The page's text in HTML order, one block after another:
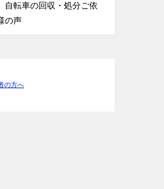
自転車の回収・処分ご依
の声
の方へ